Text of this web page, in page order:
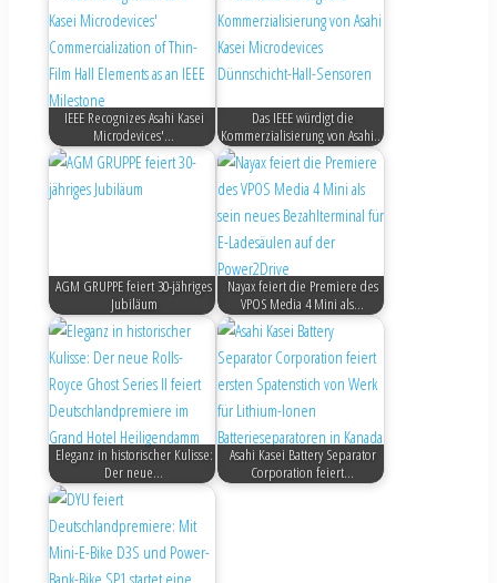
IEEE Recognizes Asahi Kasei
Microdevices'…
Das IEEE würdigt die
Kommerzialisierung von Asahi…
AGM GRUPPE feiert 30-jähriges
Jubiläum
Nayax feiert die Premiere des
VPOS Media 4 Mini als…
Eleganz in historischer Kulisse:
Der neue…
Asahi Kasei Battery Separator
Corporation feiert…